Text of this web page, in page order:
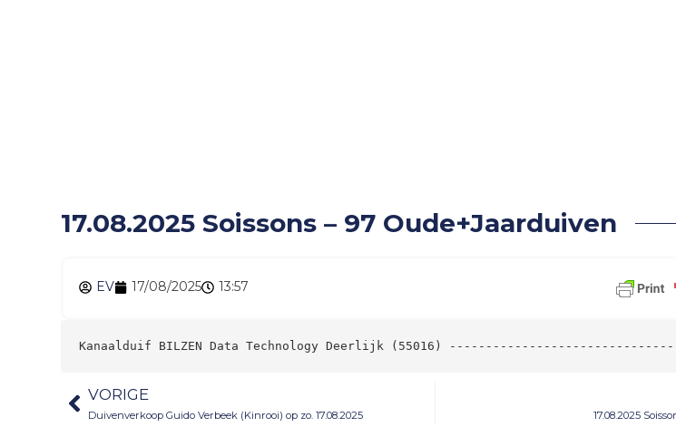
17.08.2025 Soissons – 97 Oude+Jaarduiven
EV 17/08/2025 13:57
Kanaalduif BILZEN Data Technology Deerlijk (55016)
VORIGE
Duivenverkoop Guido Verbeek (Kinrooi) op zo. 17.08.2025 17.08.2025